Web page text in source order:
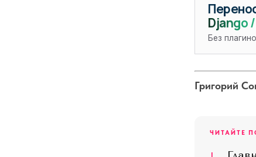
Django
Без
Григорий
ЧИТАЙТЕ